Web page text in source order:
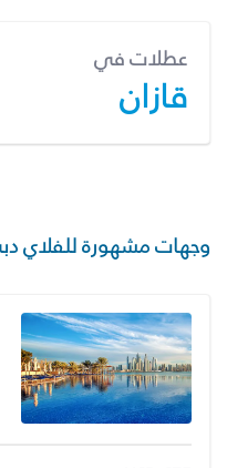
عطلات في
قازان
وجهات مشهورة للفلاي